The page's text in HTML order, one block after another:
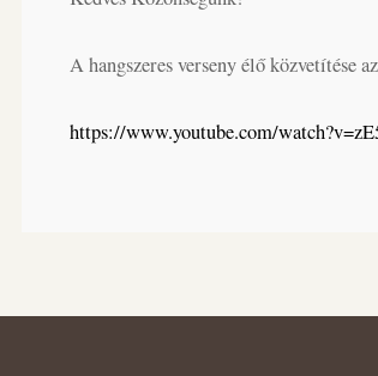
A hangszeres verseny élő közvetítése
https://www.youtube.com/